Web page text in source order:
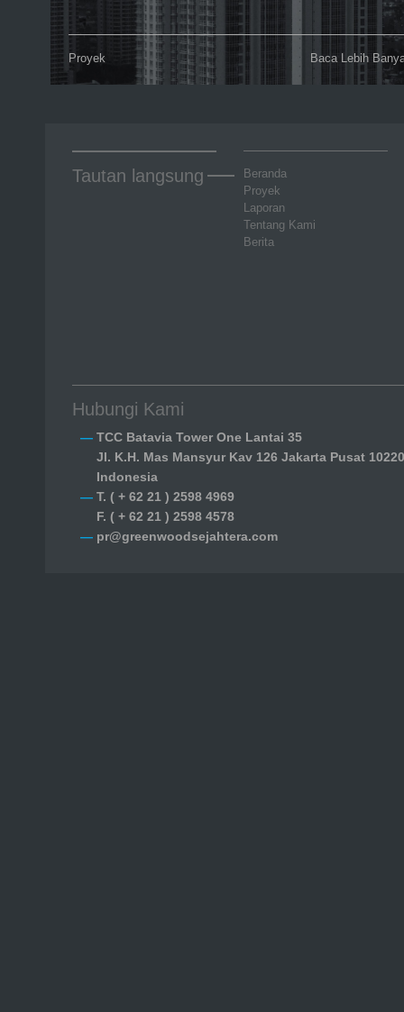
Proyek Baca Lebih
Tautan langsung
Beranda
Proyek
Laporan
Tentang Kami
Berita
Hubungi Kami
TCC Batavia Tower One Lantai 35
Jl. K.H. Mas Mansyur Kav 126 Jakarta Pusat
Indonesia
T. ( + 62 21 ) 2598 4969
F. ( + 62 21 ) 2598 4578
pr@greenwoodsejahtera.com